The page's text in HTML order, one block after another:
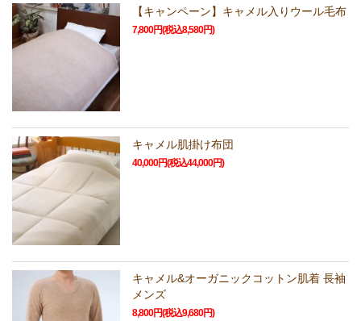
【キャンペーン】キャメル入りウール毛布
7,800円(税込8,580円)
キャメル肌掛け布団
40,000円(税込44,000円)
キャメル&オーガニックコットン肌着 長袖
メンズ
8,800円(税込9,680円)